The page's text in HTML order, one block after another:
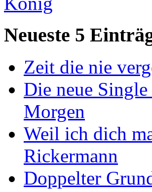
Neueste 5
Zeit die nie
Die neue
Morgen
Weil ich dich
Rickermann
Doppelter